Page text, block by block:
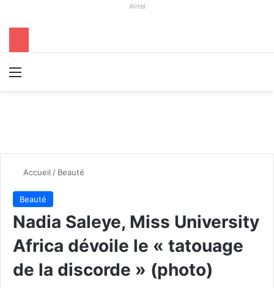
Airtel
Accueil / Beauté
Beauté
Nadia Saleye, Miss University
Africa dévoile le « tatouage
de la discorde » (photo)